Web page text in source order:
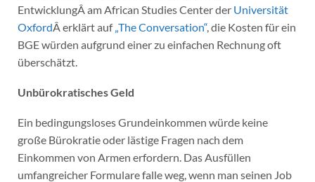
EntwicklungÂ am African Studies Center der Universität
OxfordÂ erklärt auf„The Conversation“, die Kosten für ein
BGE würden aufgrund einer zu einfachen Rechnung oft
überschätzt.
Unbürokratisches Geld
Ein bedingungsloses Grundeinkommen würde keine
große Bürokratie oder lästige Fragen nach dem
Einkommen von Armen erfordern. Das Ausfüllen
umfangreicher Formulare falle weg, wenn man seinen Job